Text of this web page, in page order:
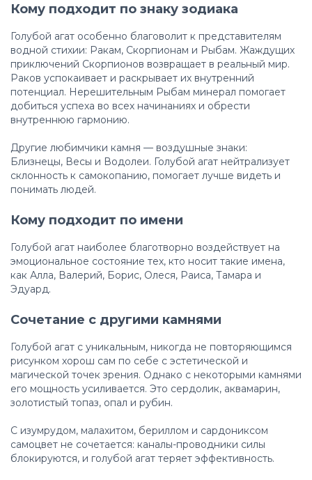
Кому подходит по знаку зодиака
Голубой агат особенно благоволит к представителям
водной стихии: Ракам, Скорпионам и Рыбам. Жаждущих
приключений Скорпионов возвращает в реальный мир.
Раков успокаивает и раскрывает их внутренний
потенциал. Нерешительным Рыбам минерал помогает
добиться успеха во всех начинаниях и обрести
внутреннюю гармонию.
Другие любимчики камня — воздушные знаки:
Близнецы, Весы и Водолеи. Голубой агат нейтрализует
склонность к самокопанию, помогает лучше видеть и
понимать людей.
Кому подходит по имени
Голубой агат наиболее благотворно воздействует на
эмоциональное состояние тех, кто носит такие имена,
как Алла, Валерий, Борис, Олеся, Раиса, Тамара и
Эдуард.
Сочетание с другими камнями
Голубой агат с уникальным, никогда не повторяющимся
рисунком хорош сам по себе с эстетической и
магической точек зрения. Однако с некоторыми камнями
его мощность усиливается. Это сердолик, аквамарин,
золотистый топаз, опал и рубин.
С изумрудом, малахитом, бериллом и сардониксом
самоцвет не сочетается: каналы-проводники силы
блокируются, и голубой агат теряет эффективность.